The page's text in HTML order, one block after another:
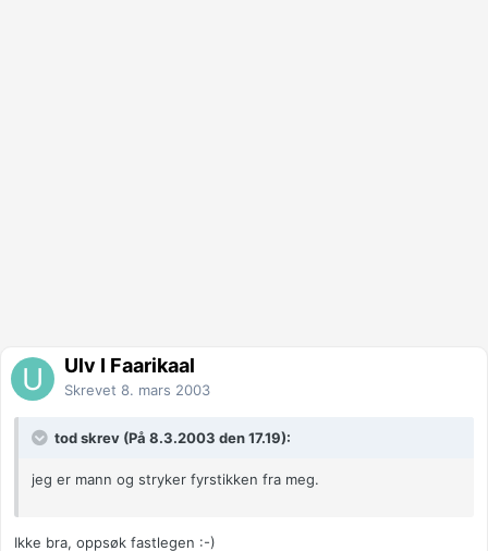
Ulv I Faarikaal
Skrevet 8. mars 2003
tod skrev (På 8.3.2003 den 17.19):
jeg er mann og stryker fyrstikken fra meg.
Ikke bra, oppsøk fastlegen :-)